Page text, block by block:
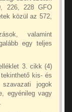
226, 228 GFO
közül az 572,
valamint
egy teljes
3. cikk (4)
kis- és
jogok
egyénileg vagy